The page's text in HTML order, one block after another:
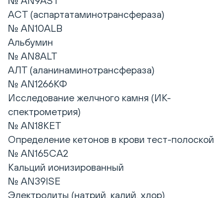
АСТ (аспартатаминотрансфераза)
№ AN10ALB
Альбумин
№ AN8ALT
АЛТ (аланинаминотрансфераза)
№ AN1266КФ
Исследование желчного камня (ИК-
спектрометрия)
№ AN18KET
Определение кетонов в крови тест-полоской
№ AN165CA2
Кальций ионизированный
№ AN39ISE
Электролиты (натрий, калий, хлор)